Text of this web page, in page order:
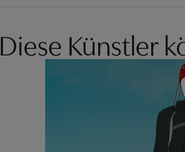
Diese Künstler